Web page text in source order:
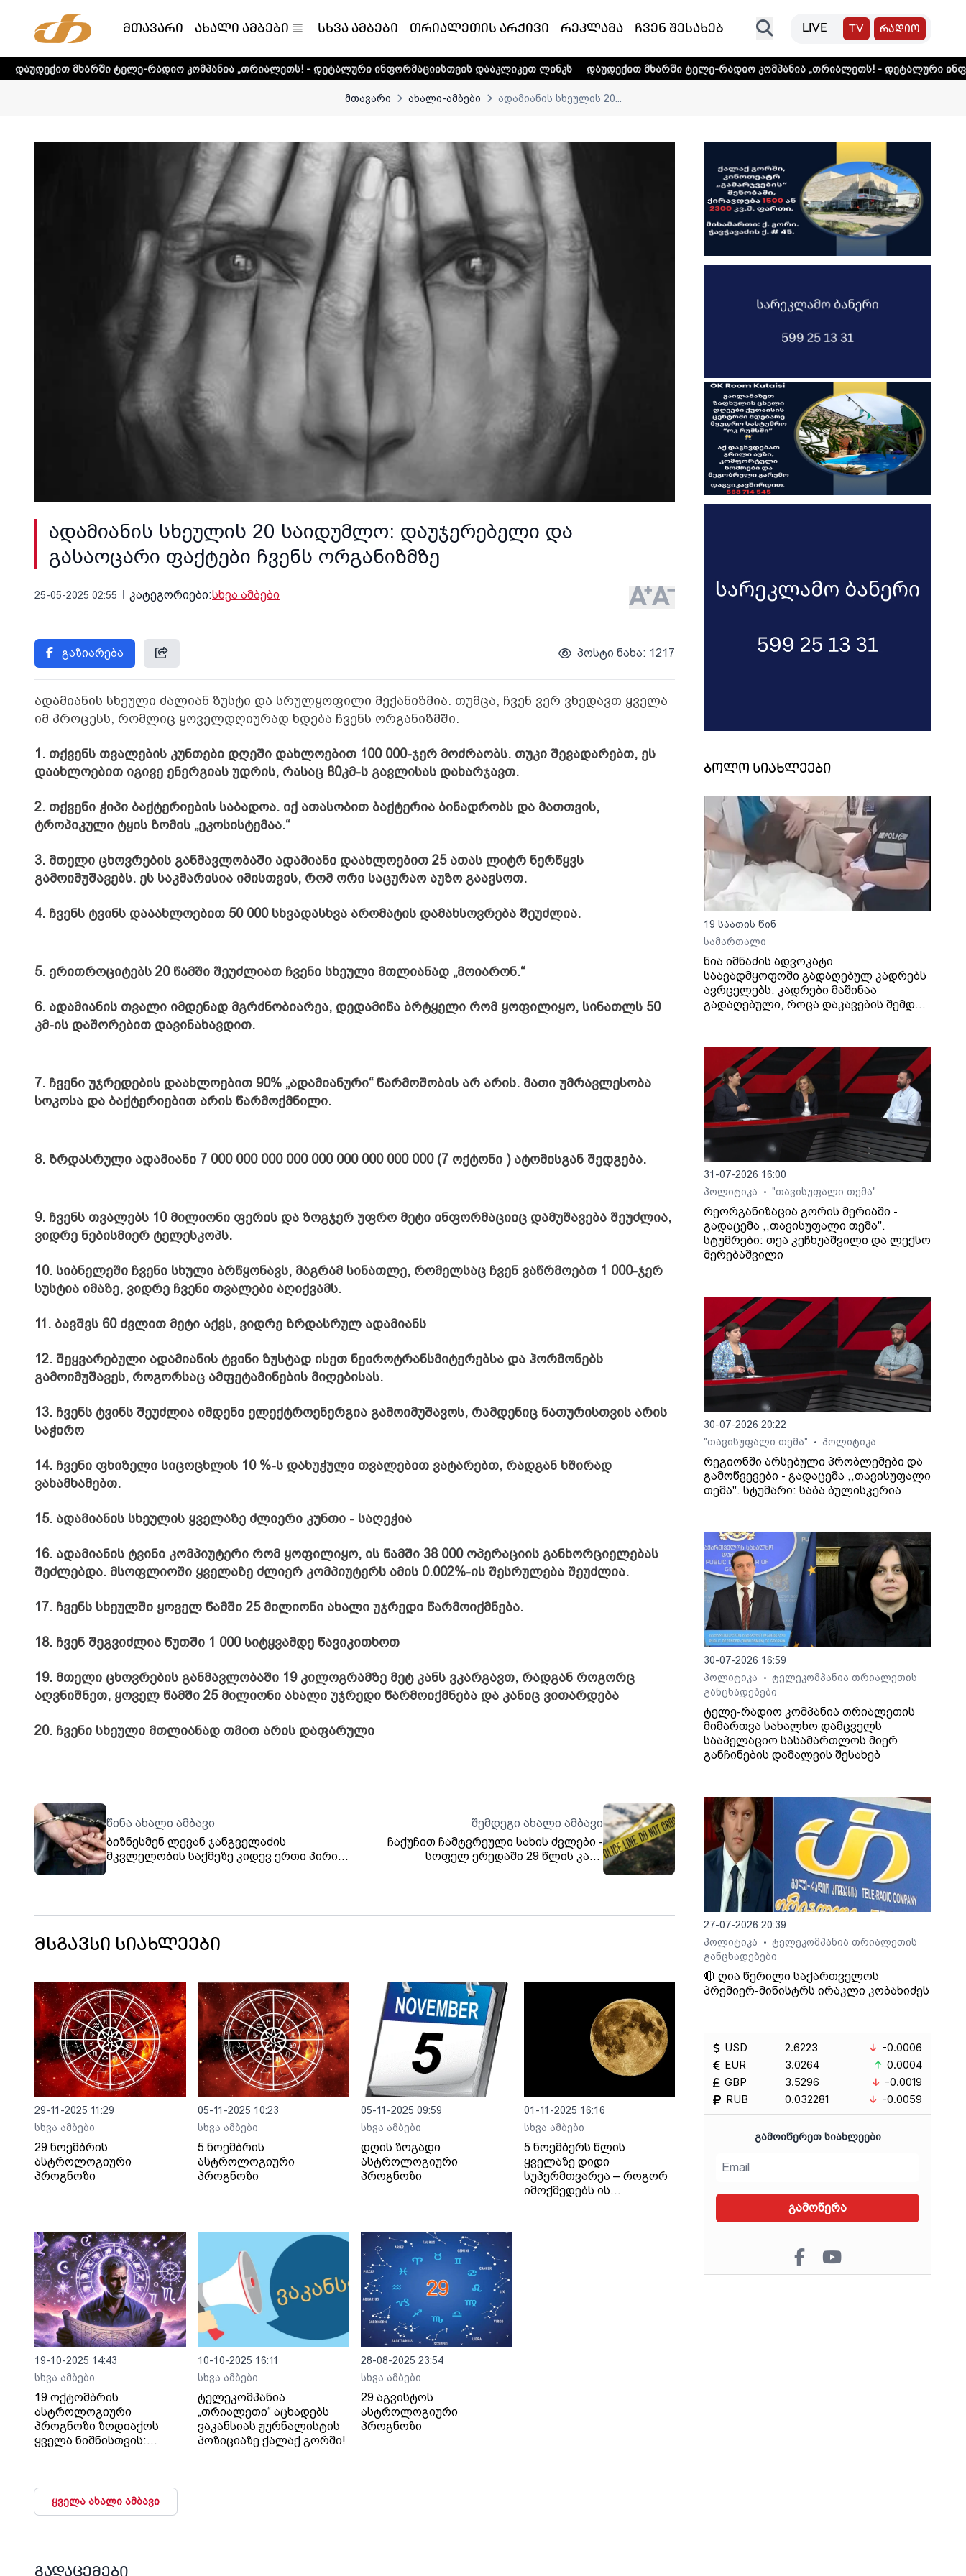
მთავარი ახალი ამბები სხვა ამბები თრიალეთის არქივი რეკლამა ჩვენ შესახებ LIVE TV რადიო
ტელე-რადიო კომპანია „თრიალეთს! - დეტალური ინფორმაციისთვის დააკლიკეთ ლინკს დაუდექით მხარში ტელე-რადიო კომპანია „თრიალეთს! - დეტალური
მთავარი ახალი-ამბები ადამიანის სხეულის 20...
ადამიანის სხეულის 20 საიდუმლო: დაუჯერებელი და
გასაოცარი ფაქტები ჩვენს ორგანიზმზე
25-05-2025 02:55 კატეგორიები:სხვა ამბები
გაზიარება პოსტი ნახა: 1217
ადამიანის სხეული ძალიან ზუსტი და სრულყოფილი მექანიზმია. თუმცა, ჩვენ ვერ ვხედავთ ყველა
იმ პროცესს, რომლიც ყოველდღიურად ხდება ჩვენს ორგანიზმში.
1. თქვენს თვალების კუნთები დღეში დახლოებით 100 000-ჯერ მოძრაობს. თუკი შევადარებთ, ეს
დაახლოებით იგივე ენერგიას უდრის, რასაც 80კმ-ს გავლისას დახარჯავთ.
2. თქვენი ჭიპი ბაქტერიების საბადოა. იქ ათასობით ბაქტერია ბინადრობს და მათთვის,
ტროპიკული ტყის ზომის „ეკოსისტემაა.“
3. მთელი ცხოვრების განმავლობაში ადამიანი დაახლოებით 25 ათას ლიტრ ნერწყვს
გამოიმუშავებს. ეს საკმარისია იმისთვის, რომ ორი საცურაო აუზო გაავსოთ.
4. ჩვენს ტვინს დააახლოებით 50 000 სხვადასხვა არომატის დამახსოვრება შეუძლია.
5. ერითროციტებს 20 წამში შეუძლიათ ჩვენი სხეული მთლიანად „მოიარონ.“
6. ადამიანის თვალი იმდენად მგრძნობიარეა, დედამიწა ბრტყელი რომ ყოფილიყო, სინათლს 50
კმ-ის დაშორებით დავინახავდით.
7. ჩვენი უჯრედების დაახლოებით 90% „ადამიანური“ წარმოშობის არ არის. მათი უმრავლესობა
სოკოსა და ბაქტერიებით არის წარმოქმნილი.
8. ზრდასრული ადამიანი 7 000 000 000 000 000 000 000 000 000 (7 ოქტონი ) ატომისგან შედგება.
9. ჩვენს თვალებს 10 მილიონი ფერის და ზოგჯერ უფრო მეტი ინფორმაციიც დამუშავება შეუძლია,
ვიდრე ნებისმიერ ტელესკოპს.
10. სიბნელეში ჩვენი სხული ბრწყონავს, მაგრამ სინათლე, რომელსაც ჩვენ ვაწრმოებთ 1 000-ჯერ
სუსტია იმაზე, ვიდრე ჩვენი თვალები აღიქვამს.
11. ბავშვს 60 ძვლით მეტი აქვს, ვიდრე ზრდასრულ ადამიანს
12. შეყვარებული ადამიანის ტვინი ზუსტად ისეთ ნეიროტრანსმიტერებსა და ჰორმონებს
გამოიმუშავეს, როგორსაც ამფეტამინების მიღებისას.
13. ჩვენს ტვინს შეუძლია იმდენი ელექტროენერგია გამოიმუშავოს, რამდენიც ნათურისთვის არის
საჭირო
14. ჩვენი ფხიზელი სიცოცხლის 10 %-ს დახუჭული თვალებით ვატარებთ, რადგან ხშირად
ვახამხამებთ.
15. ადამიანის სხეულის ყველაზე ძლიერი კუნთი - საღეჭია
16. ადამიანის ტვინი კომპიუტერი რომ ყოფილიყო, ის წამში 38 000 ოპერაციის განხორციელებას
შეძლებდა. მსოფლიოში ყველაზე ძლიერ კომპიუტერს ამის 0.002%-ის შესრულება შეუძლია.
17. ჩვენს სხეულში ყოველ წამში 25 მილიონი ახალი უჯრედი წარმოიქმნება.
18. ჩვენ შეგვიძლია წუთში 1 000 სიტყვამდე წავიკითხოთ
19. მთელი ცხოვრების განმავლობაში 19 კილოგრამზე მეტ კანს ვკარგავთ, რადგან როგორც
აღვნიშნეთ, ყოველ წამში 25 მილიონი ახალი უჯრედი წარმოიქმნება და კანიც ვითარდება
20. ჩვენი სხეული მთლიანად თმით არის დაფარული
წინა ახალი ამბავი
ბიზნესმენ ლევან ჯანგველაძის
მკვლელობის საქმეზე კიდევ ერთი პირის
მართლსაწინააღმდეგოდ გასაღება ედება
შემდეგი ახალი ამბავი
ჩაქუჩით ჩამტვრეული სახის ძვლები -
სოფელ ერედაში 29 წლის კაცი
თანასოფლელებს სასტიკად გაუსწორდა
მსგავსი სიახლეები
29-11-2025 11:29
სხვა ამბები
29 ნოემბრის
ასტროლოგიური
პროგნოზი
05-11-2025 10:23
სხვა ამბები
5 ნოემბრის
ასტროლოგიური
პროგნოზი
05-11-2025 09:59
სხვა ამბები
დღის ზოგადი
ასტროლოგიური
პროგნოზი
01-11-2025 16:16
სხვა ამბები
5 ნოემბერს წლის
ყველაზე დიდი
სუპერმთვარეა – როგორ
იმოქმედებს ის
19-10-2025 14:43
სხვა ამბები
19 ოქტომბრის
ასტროლოგიური
პროგნოზი ზოდიაქოს
ყველა ნიშნისთვის:
შემდეგ მათი
გამოსწორების გზების
10-10-2025 16:11
სხვა ამბები
ტელეკომპანია
„თრიალეთი“ აცხადებს
ვაკანსიას ჟურნალისტის
პოზიციაზე ქალაქ გორში!
28-08-2025 23:54
სხვა ამბები
29 აგვისტოს
ასტროლოგიური
პროგნოზი
ყველა ახალი ამბავი
ბოლო სიახლეები
19 საათის წინ
სამართალი
ნია იმნაძის ადვოკატი
საავადმყოფოში გადაღებულ კადრებს
ავრცელებს. კადრები მაშინაა
გადაღებული, როცა დაკავების შემდეგ
31-07-2026 16:00
პოლიტიკა
• "თავისუფალი თემა"
რეორგანიზაცია გორის მერიაში -
გადაცემა ,,თავისუფალი თემა".
სტუმრები: თეა კეჩხუაშვილი და ლექსო
მერებაშვილი
30-07-2026 20:22
"თავისუფალი თემა"
• პოლიტიკა
რეგიონში არსებული პრობლემები და
გამოწვევები - გადაცემა ,,თავისუფალი
თემა". სტუმარი: საბა ბულისკერია
30-07-2026 16:59
პოლიტიკა
•
ტელეკომპანია თრიალეთის
განცხადებები
ტელე-რადიო კომპანია თრიალეთის
მიმართვა სახალხო დამცველს
სააპელაციო სასამართლოს მიერ
განჩინების დამალვის შესახებ
27-07-2026 20:39
პოლიტიკა
•
ტელეკომპანია თრიალეთის
განცხადებები
🔴 ღია წერილი საქართველოს
პრემიერ-მინისტრს ირაკლი კობახიძეს
USD
EUR
GBP
RUB
2.6223
3.0264
3.5296
0.032281
-0.0006
0.0004
-0.0019
-0.0059
ᲒᲐᲛᲝᲘᲬᲔᲠᲔᲗ ᲡᲘᲐᲮᲚᲔᲔᲑᲘ
გამოწერა